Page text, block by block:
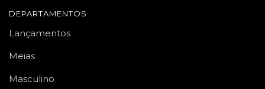
DEPARTAMENTOS
Lançamentos
Meias
Masculino